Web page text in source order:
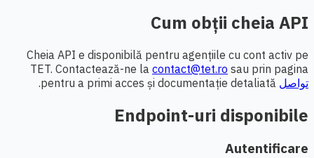
Cum obții cheia API
Cheia API e disponibilă pentru agențiile cu cont activ pe
TET. Contactează-ne la contact@tet.ro sau prin pagina
تواصل
Endpoint-uri disponibile
Autentificare